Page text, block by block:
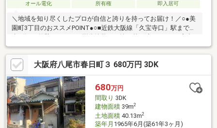
オール電化
所有権 即入居可
＼地域を知り尽くしたプロが自信と誇りを持ってお届け！／○●美
園町3丁目のおススメPOINT●○■近鉄大阪線「久宝寺口」駅まで徒
たいへん綺麗にお使いのため、気持ち良く新生活を始められま
す。■2階にはタタミコーナーが設けられ、お子様の遊び場として
も使えます。■全居室に収納があり、住空間を有効活用できま
す。■回りバルコニーには、寝具などをまとめて干すことが可能
◎■エコキュートが採用され、効率よくお湯を沸かすことができ
ます。■周辺環境・ローソン八尾美園町一丁目店まで徒歩5分。・
サンディ八尾山城店まで徒歩10分。
大阪府八尾市春日町３ 680万円 3DK
680万円
間取り 3DK
建物面積39m2
土地面積40.13m2
築年月 1965年6月(築61年3ヶ月)